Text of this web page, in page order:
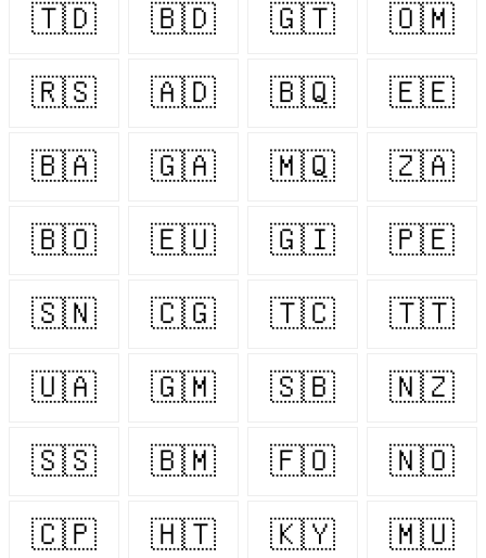
🇹🇩 🇧🇩 🇬🇹 🇴🇲
🇷🇸 🇦🇩 🇧🇶 🇪🇪
🇧🇦 🇬🇦 🇲🇶 🇿🇦
🇧🇴 🇪🇺 🇬🇮 🇵🇪
🇸🇳 🇨🇬 🇹🇨 🇹🇹
🇺🇦 🇬🇲 🇸🇧 🇳🇿
🇸🇸 🇧🇲 🇫🇴 🇳🇴
🇨🇵 🇭🇹 🇰🇾 🇲🇺